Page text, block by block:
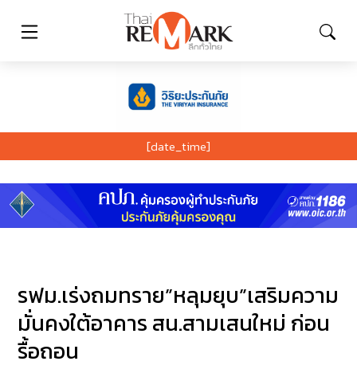
[date_time]
รฟม.เร่งถมทราย”หลุมยุบ”เสริมความ
มั่นคงใต้อาคาร สน.สามเสนใหม่ ก่อน
รื้อถอน